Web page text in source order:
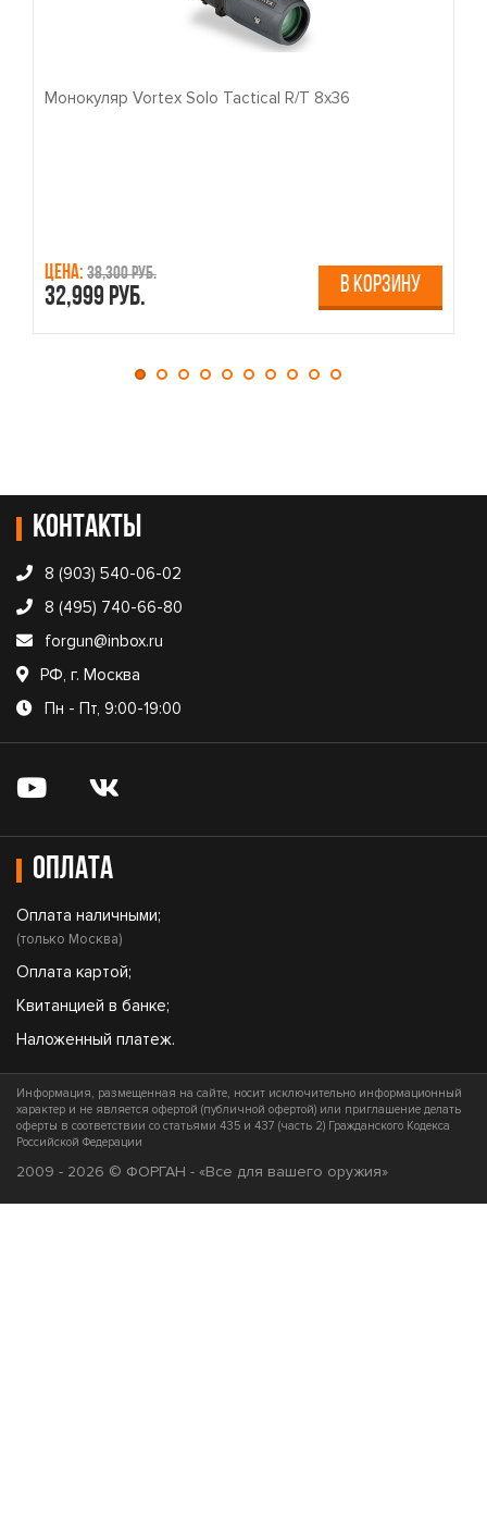
Монокуляр Vortex Solo Tactical R/T 8x36
Цена: 38,300 руб.
32,999 руб. В КОРЗИНУ
Контакты
8 (903) 540-06-02
8 (495) 740-66-80
forgun@inbox.ru
РФ, г. Москва
Пн - Пт, 9:00-19:00
Оплата
Оплата наличными;
(только Москва)
Оплата картой;
Квитанцией в банке;
Наложенный платеж.
Информация, размещенная на сайте, носит исключительно информационный
характер и не является офертой (публичной офертой) или приглашение делать
оферты в соответствии со статьями 435 и 437 (часть 2) Гражданского Кодекса
Российской Федерации
2009 - 2026 © ФОРГАН - «Все для вашего оружия»